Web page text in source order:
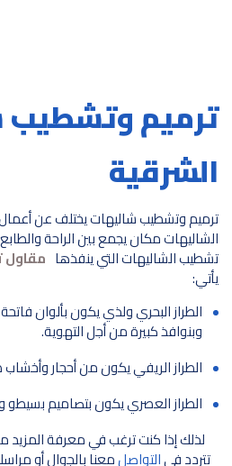
ترميم وتشطيب
الشرقية
ترميم وتشطيب شاليهات يختلف عن
الشاليهات مكان يجمع بين الراحة
تشطيب الشاليهات التي ينفذها مقاول
يأتي:
الطراز البحري ولذي يكون بألوان
وبنوافذ كبيرة من أجل التهوية.
الطراز الريفي يكون من أحجار وأخشاب
الطراز العصري يكون بتصاميم بسيطو
لذلك إذا كنت ترغب في معرفة المزيد
تتردد فيالتواصلمعنا بالجوال أو